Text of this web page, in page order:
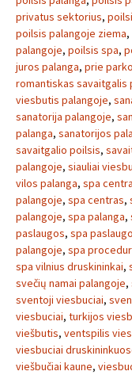
privatus sektorius,
poilsis palangoje ziema,
palangoje, poilsis spa,
juros palanga, prie
romantiskas savaitgalis
viesbutis palangoje,
sanatorija palangoje,
palanga, sanatorijos
savaitgalio poilsis,
palangoje, siauliai
vilos palanga, spa
palangoje, spa centras,
palangoje, spa palanga,
paslaugos, spa
palangoje, spa
spa vilnius druskininkai,
svečių namai palangoje,
sventoji viesbuciai,
viesbuciai, turkijos
viešbutis, ventspilis
viesbuciai
viešbučiai kaune,